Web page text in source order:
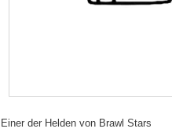
Einer der Helden von Brawl Stars